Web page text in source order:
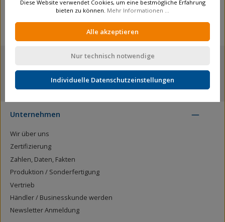
mehr als 12.000 Produkte
Unternehmen
Wir über uns
Zertifizierung
Zahlen, Daten, Fakten
Produktion / Sonderfertigung
Vertrieb
Händler / Businesskunde werden
Newsletter Anmeldung
Diese Website verwendet Cookies, um eine bestmögliche Erfahrung
bieten zu können. Mehr Informationen ...
Alle akzeptieren
Nur technisch notwendige
Individuelle Datenschutzeinstellungen